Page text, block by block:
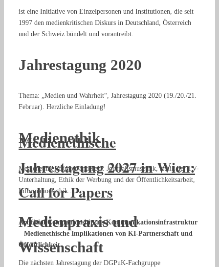
ist eine Initiative von Einzelpersonen und Institutionen, die seit
1997 den medienkritischen Diskurs in Deutschland, Österreich
und der Schweiz bündelt und vorantreibt.
Jahrestagung 2020
Thema: „Medien und Wahrheit“, Jahrestagung 2020 (19./20./21.
Februar). Herzliche Einladung!
Medienethik
Medienethik ist unter anderem: Journalismusethik, Ethik der TV-
Unterhaltung, Ethik der Werbung und der Öffentlichkeitsarbeit,
Informationsethik...
Medienpraxis und
Wissenschaft
Medienethische
Jahrestagung 2027 in Wien:
Call for Papers
Artificial Companionship als Kommunikationsinfrastruktur
– Medienethische Implikationen von KI-Partnerschaft und
Öffentlichkeit
Die nächsten Jahrestagung der DGPuK-Fachgruppe